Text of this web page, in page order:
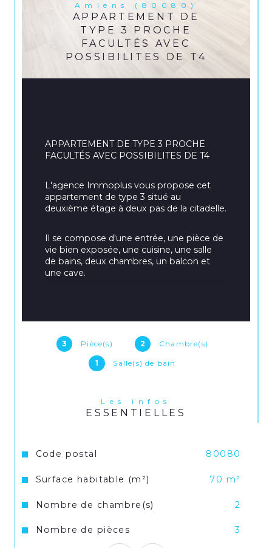
Amiens (80080)
APPARTEMENT DE
TYPE 3 PROCHE
FACULTÉS AVEC
POSSIBILITES DE T4
3 Pièce(s) 2 Chambre(s)
1 Salle(s) de bain
Les infos
ESSENTIELLES
Caractéristiques Valeurs
Code postal 80080
Surface habitable (m²) 70 m²
Nombre de chambre(s) 2
Nombre de pièces 3
APPARTEMENT DE TYPE 3 PROCHE
FACULTÉS AVEC POSSIBILITES DE T4
L'agence Immoplus vous propose cet
appartement de type 3 situé au
deuxième étage à deux pas de la citadelle.
Il se compose d'une entrée, une pièce de
vie bien exposée, une cuisine, une salle
de bains, deux chambres, un balcon et
une cave.
Pour toute visite ou renseignement
« Les informations relatives à l'état
Géorisques :
www.georisques.gouv.fr.